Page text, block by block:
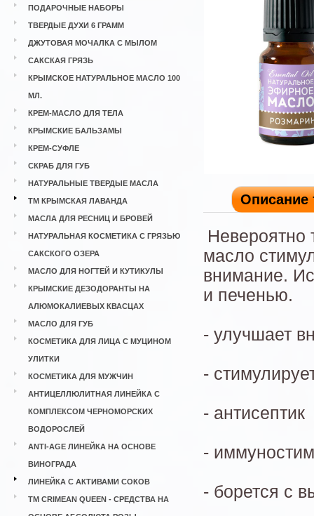
ПОДАРОЧНЫЕ НАБОРЫ
ТВЕРДЫЕ ДУХИ 6 ГРАММ
ДЖУТОВАЯ МОЧАЛКА С МЫЛОМ
САКСКАЯ ГРЯЗЬ
КРЫМСКОЕ НАТУРАЛЬНОЕ МАСЛО 100
МЛ.
КРЕМ-МАСЛО ДЛЯ ТЕЛА
КРЫМСКИЕ БАЛЬЗАМЫ
КРЕМ-СУФЛЕ
СКРАБ ДЛЯ ГУБ
НАТУРАЛЬНЫЕ ТВЕРДЫЕ МАСЛА
ТМ КРЫМСКАЯ ЛАВАНДА
МАСЛА ДЛЯ РЕСНИЦ И БРОВЕЙ
НАТУРАЛЬНАЯ КОСМЕТИКА С ГРЯЗЬЮ
САКСКОГО ОЗЕРА
МАСЛО ДЛЯ НОГТЕЙ И КУТИКУЛЫ
КРЫМСКИЕ ДЕЗОДОРАНТЫ НА
АЛЮМОКАЛИЕВЫХ КВАСЦАХ
МАСЛО ДЛЯ ГУБ
КОСМЕТИКА ДЛЯ ЛИЦА С МУЦИНОМ
УЛИТКИ
КОСМЕТИКА ДЛЯ МУЖЧИН
АНТИЦЕЛЛЮЛИТНАЯ ЛИНЕЙКА С
КОМПЛЕКСОМ ЧЕРНОМОРСКИХ
ВОДОРОСЛЕЙ
ANTI-AGE ЛИНЕЙКА НА ОСНОВЕ
ВИНОГРАДА
ЛИНЕЙКА С АКТИВАМИ СОКОВ
ТМ CRIMEAN QUEEN - СРЕДСТВА НА
Описание
Невероятно
масло
внимание.
и печенью.
- улучшает
-
- антисептик
-
- борется с